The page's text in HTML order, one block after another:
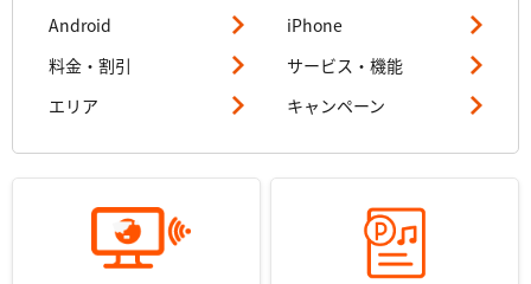
Android
iPhone
料金・割引
サービス・機能
エリア
キャンペーン